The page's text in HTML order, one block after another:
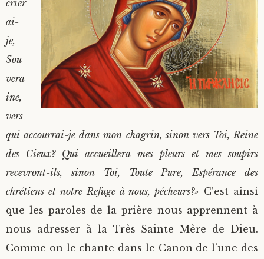
crier
ai-
je,
Sou
vera
ine,
vers
qui accourrai-je dans mon chagrin, sinon vers Toi, Reine
des Cieux? Qui accueillera mes pleurs et mes soupirs
recevront-ils, sinon Toi, Toute Pure, Espérance des
chrétiens et notre Refuge à nous, pécheurs?» C’est ainsi
que les paroles de la prière nous apprennent à
nous adresser à la Très Sainte Mère de Dieu.
Comme on le chante dans le Canon de l’une des